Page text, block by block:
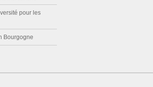
pour les
Bourgogne